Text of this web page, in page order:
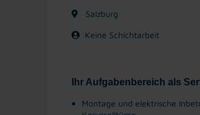
Salzburg
Keine Schichtarbeit
Ihr Aufgabenbereich als
Montage und elektrische